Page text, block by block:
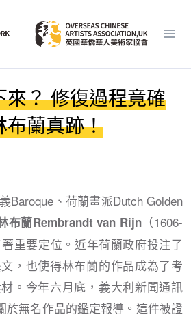
來？ 修復過程竟確
布蘭真跡！
Baroque、荷蘭畫派Dutch Golden
布蘭Rembrandt van Rijn（1606-
重要定位。近年荷蘭政府投注了
，也使得林布蘭的作品成為了考
。今年六月底，義大利新聞通訊
於無名作品的鑑定報導。這件被證